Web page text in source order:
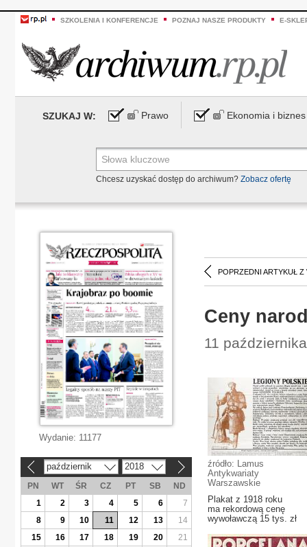
SZKOLENIA I KONFERENCJE POZNAJ NASZE PRODUKTY E-
SZUKAJ W: Prawo Ekonomia i biznes
Chcesz uzyskać dostęp do archiwum? Zobacz ofertę
POPRZEDNI ARTYKUŁ Z
Ceny
11
źródło: Lamus
Antykwariaty
Warszawskie
Plakat z 1918 roku
ma rekordową cenę
wywoławczą 15 tys. zł
Wydanie: 11177
październik 2018
PN WT ŚR CZ PT SB
ND
1
2 3 4 5 6
7
8
9 10 11 12 13
14
15
16 17 18 19 20
21